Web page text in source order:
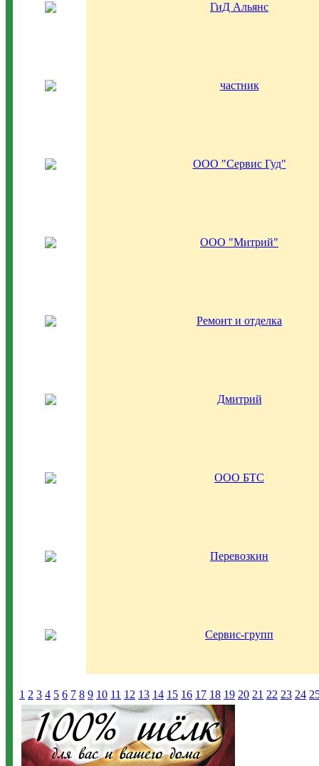
ГиД Альянс
частник
ООО "Сервис Гуд"
ООО "Митрий"
Ремонт и отделка
Дмитрий
ООО БТС
Перевозкин
Сервис-групп
1 2 3 4 5 6 7 8 9 10 11 12 13 14 15 16 17 18 19 20 21 22 23 24